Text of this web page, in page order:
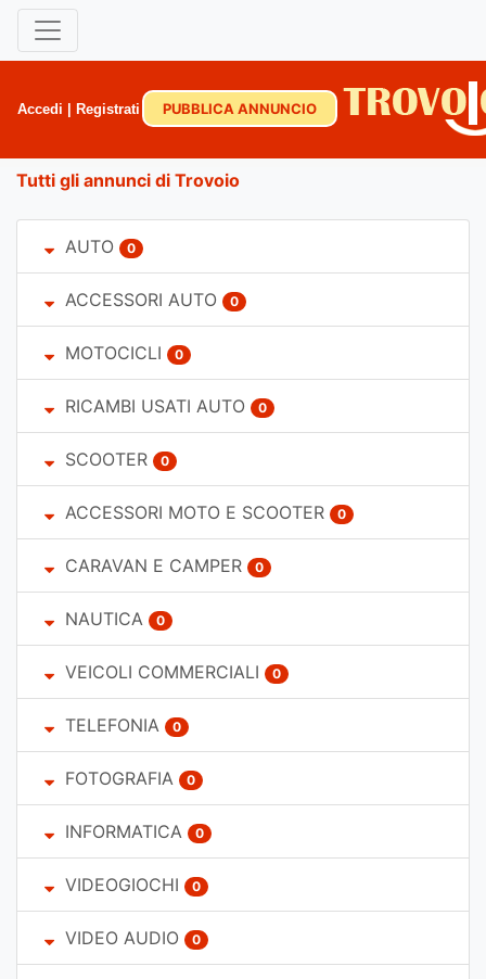
Accedi Registrati PUBBLICA ANNUNCIO
Tutti gli annunci di Trovoio
AUTO 0
ACCESSORI AUTO 0
MOTOCICLI 0
RICAMBI USATI AUTO 0
SCOOTER 0
ACCESSORI MOTO E SCOOTER 0
CARAVAN E CAMPER 0
NAUTICA 0
VEICOLI COMMERCIALI 0
TELEFONIA 0
FOTOGRAFIA 0
INFORMATICA 0
VIDEOGIOCHI 0
VIDEO AUDIO 0